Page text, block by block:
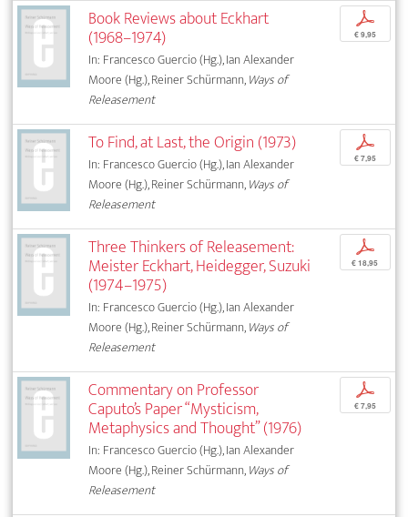
Book Reviews about Eckhart
(1968–1974)
In: Francesco Guercio (Hg.), Ian Alexander
Moore (Hg.), Reiner Schürmann,Ways of
Releasement
p
€ 9,95
To Find, at Last, the Origin (1973)
In: Francesco Guercio (Hg.), Ian Alexander
Moore (Hg.), Reiner Schürmann,Ways of
Releasement
p
€ 7,95
Three Thinkers of Releasement:
Meister Eckhart, Heidegger, Suzuki
(1974–1975)
In: Francesco Guercio (Hg.), Ian Alexander
Moore (Hg.), Reiner Schürmann,Ways of
Releasement
p
€ 18,95
Commentary on Professor
Caputo’s Paper “Mysticism,
Metaphysics and Thought” (1976)
In: Francesco Guercio (Hg.), Ian Alexander
Moore (Hg.), Reiner Schürmann,Ways of
Releasement
p
€ 7,95